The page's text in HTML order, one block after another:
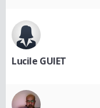
Lucile GUIET